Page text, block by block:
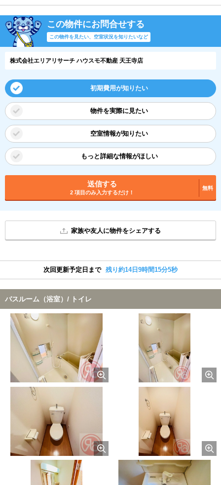
この物件にお問合せする
この物件を見たい、空室状況を知りたいなど
株式会社エリアリサーチ ハウスモ不動産 天王寺店
初期費用が知りたい
物件を実際に見たい
空室情報が知りたい
もっと詳細な情報がほしい
送信する
2 項目のみ入力するだけ！
無料
家族や友人に物件をシェアする
次回更新予定日まで 残り約14日9時間15分4秒
バスルーム（浴室）/ トイレ